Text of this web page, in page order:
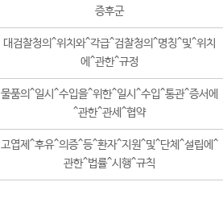
증후군
대검찰청의^위치와^각급^검찰청의^명칭^및^위치
에^관한^규정
물품의^일시^수입을^위한^일시^수입^통관^증서에
^관한^관세^협약
고엽제^후유^의증^등^환자^지원^및^단체^설립에^
관한^법률^시행^규칙